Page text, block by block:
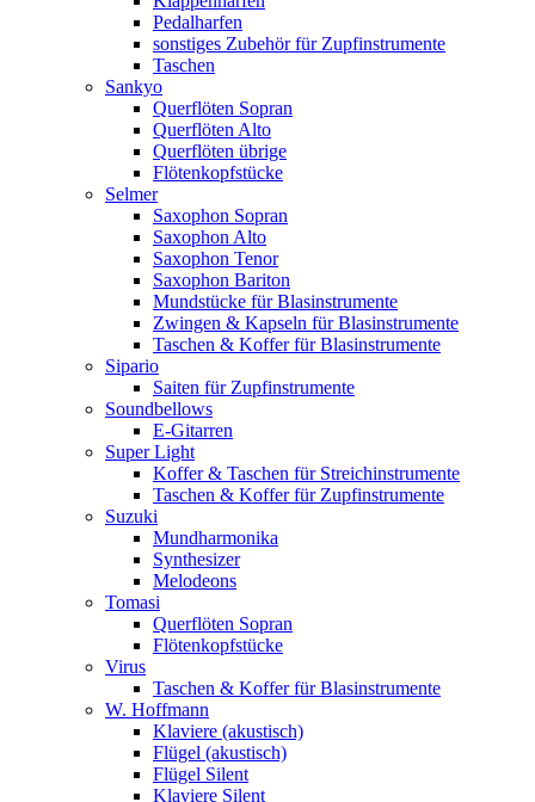
Pedalharfen
sonstiges Zubehör für Zupfinstrumente
Taschen
Sankyo
Querflöten Sopran
Querflöten Alto
Querflöten übrige
Flötenkopfstücke
Selmer
Saxophon Sopran
Saxophon Alto
Saxophon Tenor
Saxophon Bariton
Mundstücke für Blasinstrumente
Zwingen & Kapseln für Blasinstrumente
Taschen & Koffer für Blasinstrumente
Sipario
Saiten für Zupfinstrumente
Soundbellows
E-Gitarren
Super Light
Koffer & Taschen für Streichinstrumente
Taschen & Koffer für Zupfinstrumente
Suzuki
Mundharmonika
Synthesizer
Melodeons
Tomasi
Querflöten Sopran
Flötenkopfstücke
Virus
Taschen & Koffer für Blasinstrumente
W. Hoffmann
Klaviere (akustisch)
Flügel (akustisch)
Flügel Silent
Klaviere Silent